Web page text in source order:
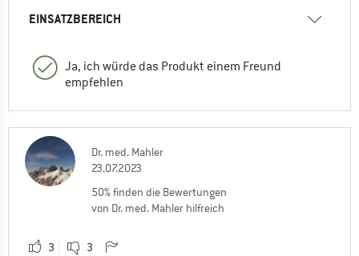
EINSATZBEREICH
Ja, ich würde das Produkt einem Freund
empfehlen
Dr. med. Mahler
23.07.2023
50% finden die Bewertungen
von Dr. med. Mahler hilfreich
3 3